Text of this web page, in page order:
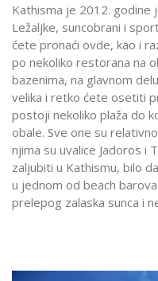
Kathisma je 2012. godine
Ležaljke, suncobrani i
ćete pronaći ovde, kao i
po nekoliko restorana na
bazenima, na glavnom
velika i retko ćete osetiti
postoji nekoliko plaža do
obale. Sve one su
njima su uvalice Jadoros i
zaljubiti u Kathismu, bilo
u jednom od beach
prelepog zalaska sunca i